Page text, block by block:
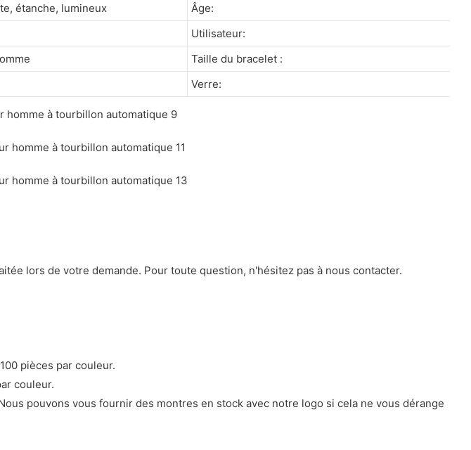
étanche, lumineux
Âge:
Utilisateur:
Taille du bracelet :
Verre:
lors de votre demande. Pour toute question, n'hésitez pas à nous contacter.
pièces par couleur.
couleur.
pouvons vous fournir des montres en stock avec notre logo si cela ne vous dérange